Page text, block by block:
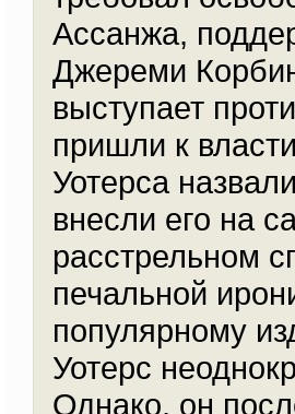
Ассанжа,
Джереми
выступает
пришли к
Уотерса
внесли его на
расстрельном
печальной
популярному
Уотерс
Однако, он